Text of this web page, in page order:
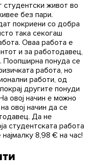
студентски живот во
без пари.
покриени со добра
така секогаш
Оваа работа е
и за работодавец,
Поопширна понуда се
работа, но
работи, од
другите понуди
овој начин е можно
овој начин да се
Да не
студентската работа
8,98 € на час!